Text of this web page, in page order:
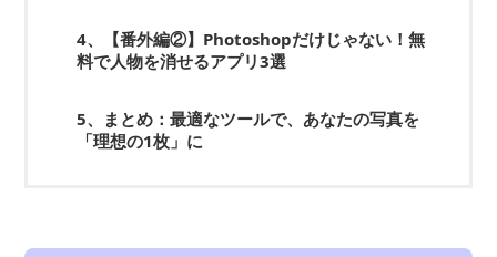
4、【番外編②】Photoshopだけじゃない！無
料で人物を消せるアプリ3選
5、まとめ：最適なツールで、あなたの写真を
「理想の1枚」に